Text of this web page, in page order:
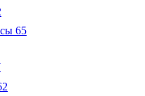
65